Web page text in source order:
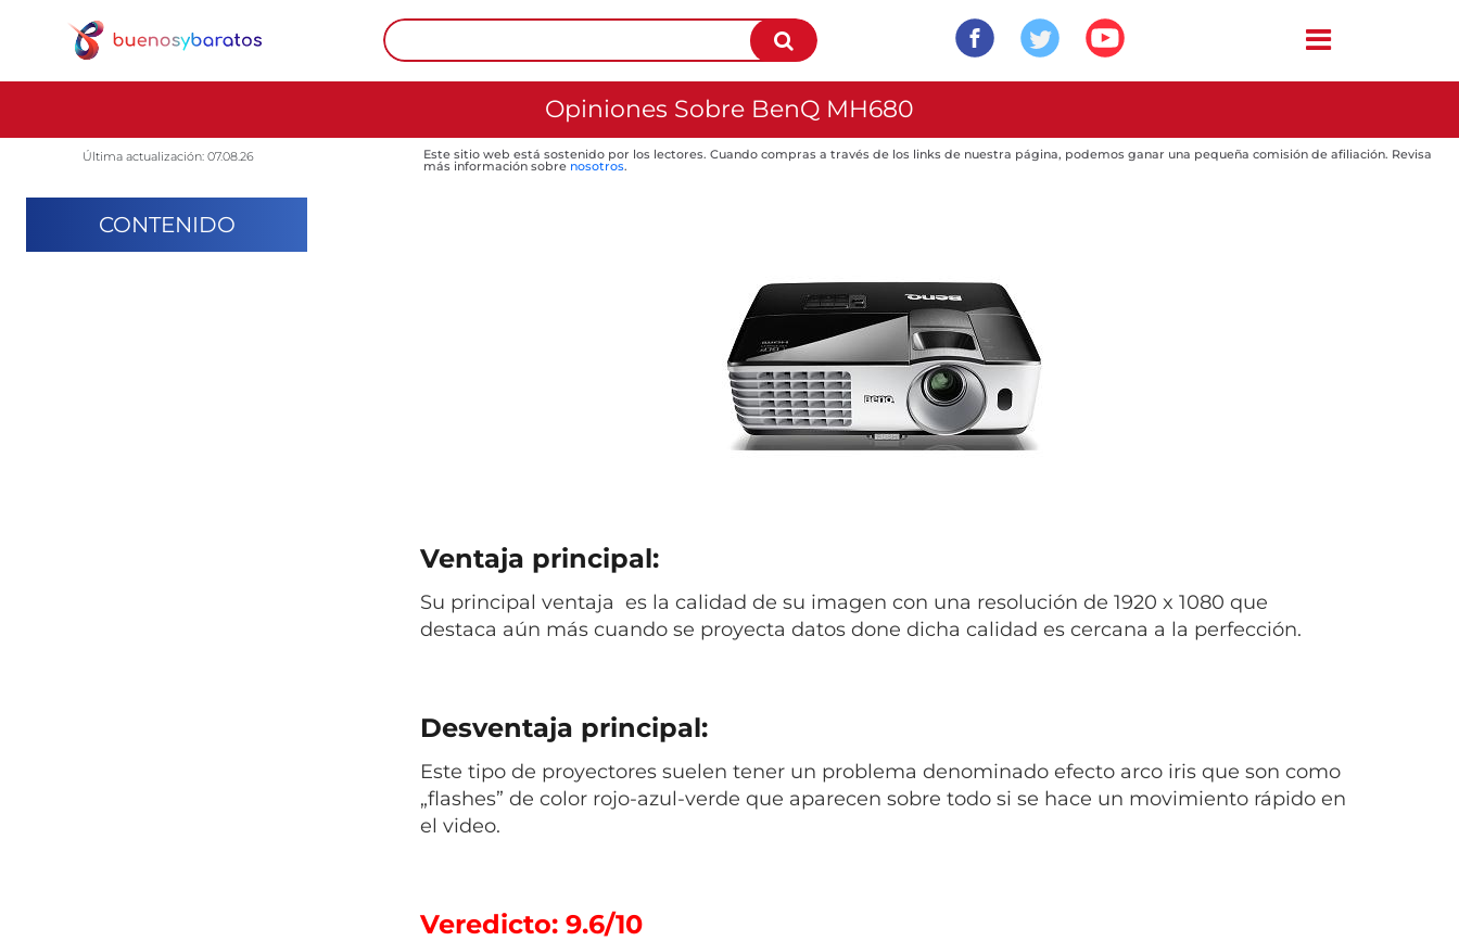
Opiniones Sobre BenQ MH680
Última actualización: 07.08.26 Este sitio web está sostenido por los lectores. Cuando compras a través de los links de nuestra página, podemos ganar una pequeña comisión de afiliación. Revisa
más información sobre nosotros.
CONTENIDO
Ventaja principal:
Su principal ventaja es la calidad de su imagen con una resolución de 1920 x 1080 que
destaca aún más cuando se proyecta datos done dicha calidad es cercana a la perfección.
Desventaja principal:
Este tipo de proyectoressuelen tener un problema denominado efecto arco iris que son como
„flashes” de color rojo-azul-verde que aparecen sobre todo si se hace un movimiento rápido en
el video.
Veredicto: 9.6/10